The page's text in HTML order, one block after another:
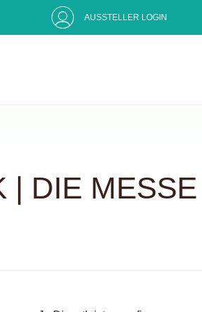
AUSSTELLER LOGIN
| DIE MESSE